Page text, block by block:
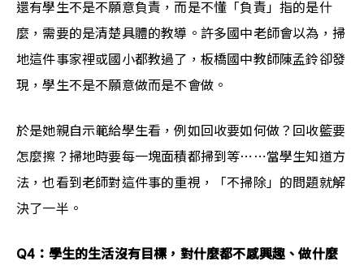
還有學生不是不願意負責，而是不懂「負責」指的是什
麼，需要的是清楚具體的教導。許多國中老師會以為，掃
地這件事家裡或國小都教過了，板橋國中教師陳孟鈴卻發
現，學生不是不願意做而是不會做。
於是她親自示範給學生看，例如回收要如何做？回收籃要
怎麼擦？掃地時要每一塊面積都掃到等⋯⋯當學生知道方
法，也看到老師對這件事的重視，「不掃除」的問題就解
決了一半。
Q4：學生的生活沒有目標，對什麼都不感興趣、做什麼